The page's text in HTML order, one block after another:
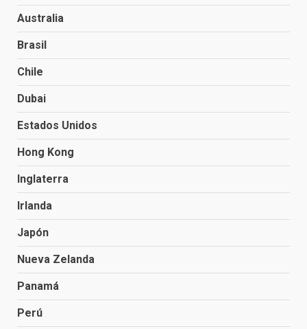
Australia
Brasil
Chile
Dubai
Estados Unidos
Hong Kong
Inglaterra
Irlanda
Japón
Nueva Zelanda
Panamá
Perú